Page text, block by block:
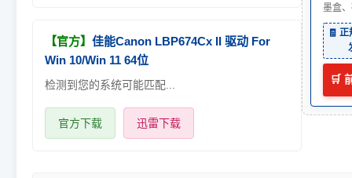
【官方】 佳能Canon LBP674Cx II 驱动 For
Win 10/Win 11 64位
检测到您的系统可能匹配...
官方下载 迅雷下载
墨盒
🧾
🛒